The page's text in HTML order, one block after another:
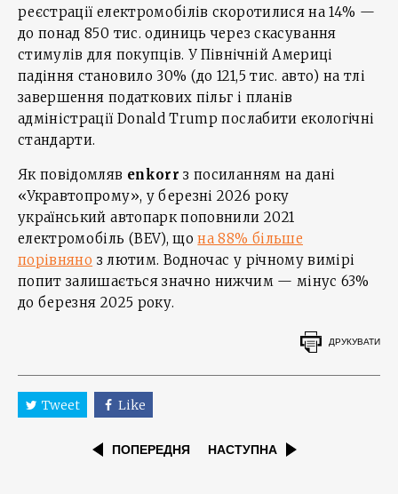
реєстрації електромобілів скоротилися на 14% —
до понад 850 тис. одиниць через скасування
стимулів для покупців. У Північній Америці
падіння становило 30% (до 121,5 тис. авто) на тлі
завершення податкових пільг і планів
адміністрації Donald Trump послабити екологічні
стандарти.
Як повідомляв enkorr з посиланням на дані
«Укравтопрому», у березні 2026 року
український автопарк поповнили 2021
електромобіль (BEV), щона 88% більше
порівняно з лютим. Водночас у річному вимірі
попит залишається значно нижчим — мінус 63%
до березня 2025 року.
ДРУКУВАТИ
Tweet Like
ПОПЕРЕДНЯ НАСТУПНА